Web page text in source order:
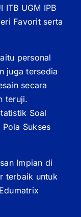
ITB UGM IPB
Favorit serta
personal
juga tersedia
secara
teruji.
Soal
Sukses
Impian di
terbaik untuk